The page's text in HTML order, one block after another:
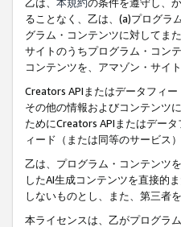
ることなく、乙は、(a)プログラ
グラム・コンテンツに対してま
サイトのうちプログラム・コン
コンテンツを、アマゾン・サイ
Creators APIまたはデータフィ
その他の情報およびコンテンツ
ためにCreators APIまたはデー
ィード（または同等のサービス
乙は、プログラム・コンテンツ
したAI生成コンテンツを直接的
しないものとし、また、第三者
本ライセンスは、乙がプログラ